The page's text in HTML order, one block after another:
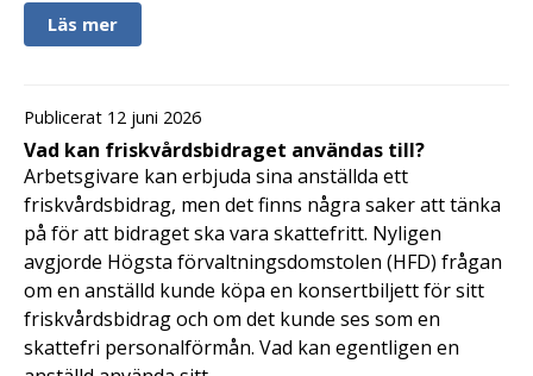
Läs mer
Publicerat 12 juni 2026
Vad kan friskvårdsbidraget användas till?
Arbetsgivare kan erbjuda sina anställda ett
friskvårdsbidrag, men det finns några saker att tänka
på för att bidraget ska vara skattefritt. Nyligen
avgjorde Högsta förvaltningsdomstolen (HFD) frågan
om en anställd kunde köpa en konsertbiljett för sitt
friskvårdsbidrag och om det kunde ses som en
skattefri personalförmån. Vad kan egentligen en